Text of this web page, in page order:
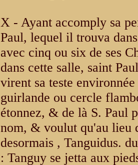
X - Ayant accomply sa
Paul, lequel il trouva
avec cinq ou six de ses
dans cette salle, saint
virent sa teste
guirlande ou cercle
étonnez, & de là S. Paul
nom, & voulut qu'au lieu
desormais , Tanguidus.
: Tanguy se jetta aux